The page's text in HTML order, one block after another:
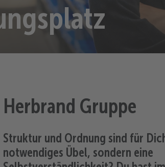
Herbrand Gruppe
Struktur und Ordnung sind für
notwendiges Übel, sondern eine